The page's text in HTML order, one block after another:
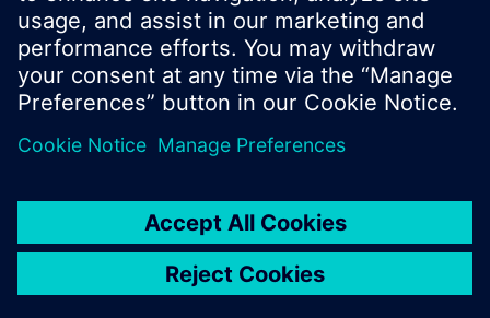
© Siemens Schweiz AG 2017
Produktangebot und Preise können pro Land
Cookie Hinweis